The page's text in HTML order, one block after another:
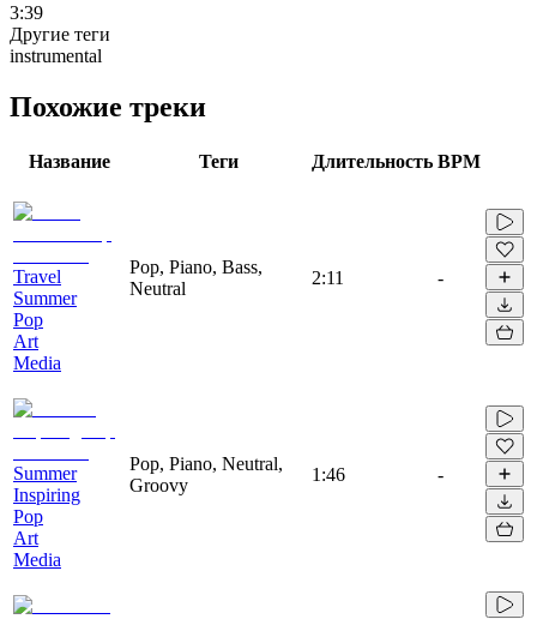
3:39
Другие теги
instrumental
Похожие треки
Название Теги Длительность BPM
Travel
Summer
Pop
Art
Media
Pop, Piano, Bass,
Neutral
2:11 -
Summer
Inspiring
Pop
Art
Media
Pop, Piano, Neutral,
Groovy
1:46 -